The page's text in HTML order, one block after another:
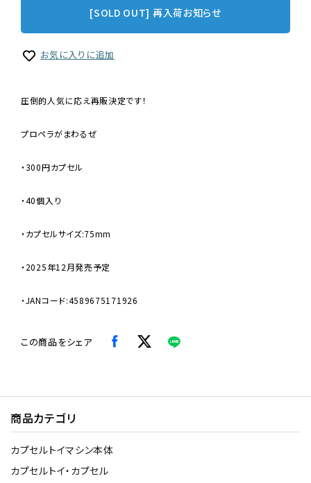
[SOLD OUT] 再入荷お知らせ
お気に入りに追加
圧倒的人気に応え再販決定です！
プロペラがまわるぜ
・300円カプセル
・40個入り
・カプセルサイズ:75mm
・2025年12月発売予定
・JANコード:4589675171926
この商品をシェア
商品カテゴリ
カプセルトイマシン本体
カプセルトイ・カプセル